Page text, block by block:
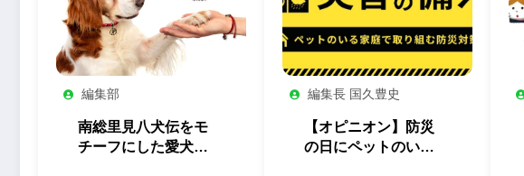
編集部
南総里見八犬伝をモ
チーフにした愛犬と
編集長 国久豊史
【オピニオン】防災
の日にペットのいる